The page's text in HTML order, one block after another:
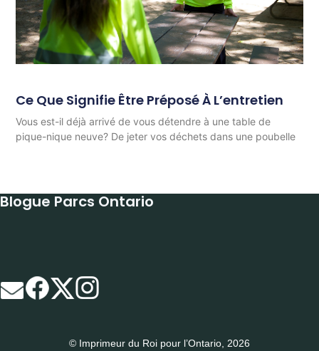
Ce Que Signifie Être Préposé À L’entretien
Vous est-il déjà arrivé de vous détendre à une table de
pique-nique neuve? De jeter vos déchets dans une poubelle
Blogue Parcs Ontario
© Imprimeur du Roi pour l’Ontario, 2026